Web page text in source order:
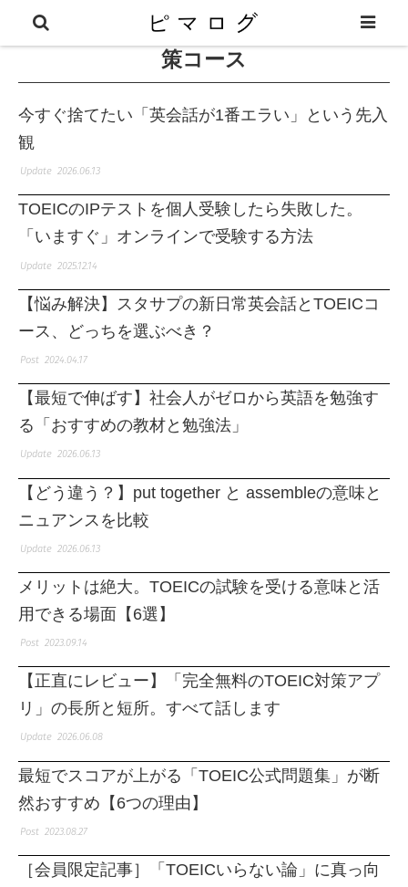
スタディサプリENGLISH TOEIC対
策コース
今すぐ捨てたい「英会話が1番エラい」という先入
観
2026.06.13
TOEICのIPテストを個人受験したら失敗した。
「いますぐ」オンラインで受験する方法
2025.12.14
【悩み解決】スタサプの新日常英会話とTOEICコ
ース、どっちを選ぶべき？
2024.04.17
【最短で伸ばす】社会人がゼロから英語を勉強す
る「おすすめの教材と勉強法」
2026.06.13
【どう違う？】put together と assembleの意味と
ニュアンスを比較
2026.06.13
メリットは絶大。TOEICの試験を受ける意味と活
用できる場面【6選】
2023.09.14
【正直にレビュー】「完全無料のTOEIC対策アプ
リ」の長所と短所。すべて話します
2026.06.08
最短でスコアが上がる「TOEIC公式問題集」が断
然おすすめ【6つの理由】
2023.08.27
［会員限定記事］「TOEICいらない論」に真っ向